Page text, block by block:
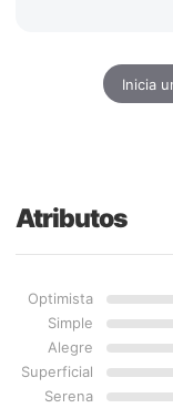
Inicia
Atributos
Optimista
Simple
Alegre
Superficial
Serena